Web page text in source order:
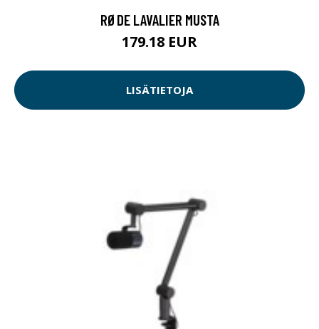
RØDE LAVALIER MUSTA
179.18 EUR
LISÄTIETOJA